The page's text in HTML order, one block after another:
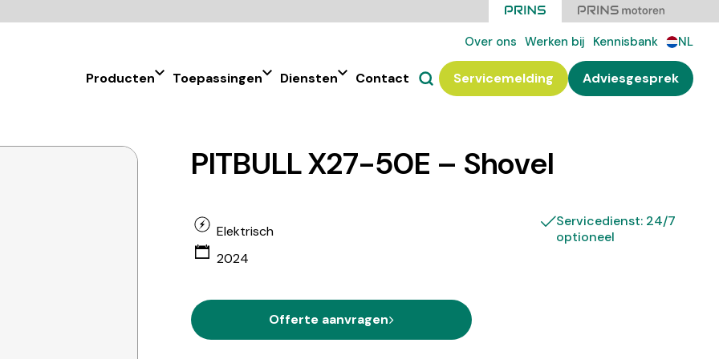
Over ons Werken bij Kennisbank NL
Producten Toepassingen Diensten Contact Servicemelding Adviesgesprek
PITBULL X27-50E – Shovel
Elektrisch
2024
Offerte aanvragen
Servicedienst: 24/7
optioneel